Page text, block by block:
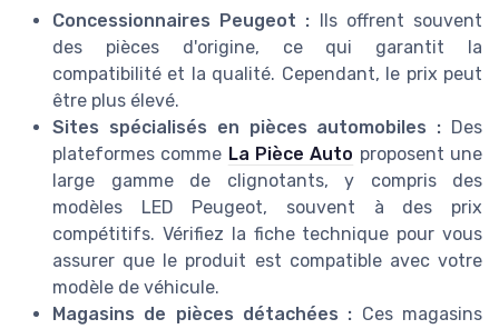
Concessionnaires Peugeot : Ils offrent souvent
des pièces d'origine, ce qui garantit la
compatibilité et la qualité. Cependant, le prix peut
être plus élevé.
Sites spécialisés en pièces automobiles : Des
plateformes comme La Pièce Auto proposent une
large gamme de clignotants, y compris des
modèles LED Peugeot, souvent à des prix
compétitifs. Vérifiez la fiche technique pour vous
assurer que le produit est compatible avec votre
modèle de véhicule.
Magasins de pièces détachées : Ces magasins